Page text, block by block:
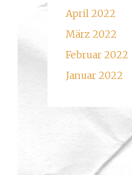
April 2022
März 2022
Februar 2022
Januar 2022